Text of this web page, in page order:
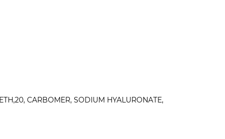
CARBOMER, SODIUM HYALURONATE,